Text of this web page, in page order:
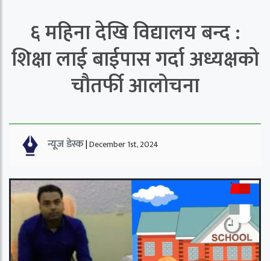
६ महिना देखि विद्यालय बन्द :
शिक्षा लाई बाईपास गर्दा अध्यक्षको
चौतर्फी आलोचना
न्यूज डेस्क|December 1st, 2024